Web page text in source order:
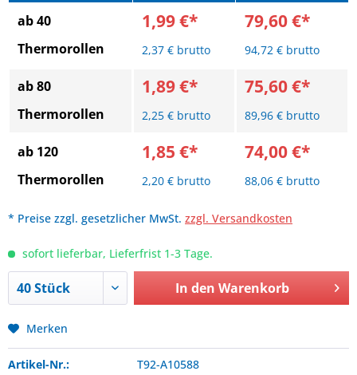
ab 40
Thermorollen
1,99 €*
2,37 € brutto
79,60 €*
94,72 € brutto
ab 80
Thermorollen
1,89 €*
2,25 € brutto
75,60 €*
89,96 € brutto
ab 120
Thermorollen
1,85 €*
2,20 € brutto
74,00 €*
88,06 € brutto
* Preise zzgl. gesetzlicher MwSt. zzgl. Versandkosten
sofort lieferbar, Lieferfrist 1-3 Tage.
In den Warenkorb
Merken
Artikel-Nr.:
T92-A10588